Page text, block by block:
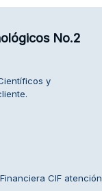
No.2
y
CIF atención